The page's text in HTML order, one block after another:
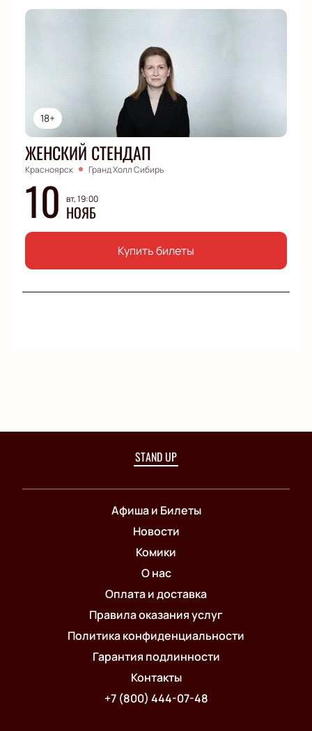
18+
ЖЕНСКИЙ СТЕНДАП
Красноярск Гранд Холл Сибирь
10 вт, 19:00
НОЯБ
Купить билеты
STAND UP
Афиша и Билеты
Новости
Комики
О нас
Оплата и доставка
Правила оказания услуг
Политика конфиденциальности
Гарантия подлинности
Контакты
+7 (800) 444-07-48